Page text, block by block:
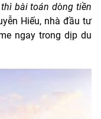
bài toán dòng tiền
Hiếu, nhà đầu tư
ngay trong dịp du